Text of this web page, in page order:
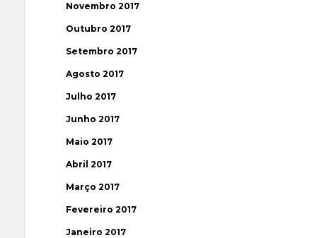
Novembro 2017
Outubro 2017
Setembro 2017
Agosto 2017
Julho 2017
Junho 2017
Maio 2017
Abril 2017
Março 2017
Fevereiro 2017
Janeiro 2017